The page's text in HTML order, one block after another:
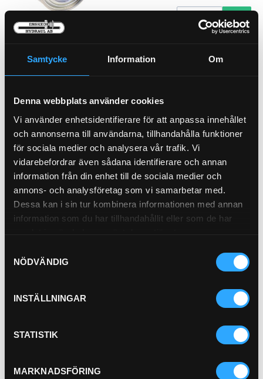
Samtycke Information Om
Denna webbplats använder cookies
Vi använder enhetsidentifierare för att anpassa innehållet
och annonserna till användarna, tillhandahålla funktioner
för sociala medier och analysera vår trafik. Vi
vidarebefordrar även sådana identifierare och annan
information från din enhet till de sociala medier och
annons- och analysföretag som vi samarbetar med.
Dessa kan i sin tur kombinera informationen med annan
information som du har tillhandahållit eller som de har
NÖDVÄNDIG
INSTÄLLNINGAR
STATISTIK
MARKNADSFÖRING
Pris exkl. 144.00
Hyttfilter Ytter
21-75180
Pris exkl. 152.00
Outer Diameter 107.4